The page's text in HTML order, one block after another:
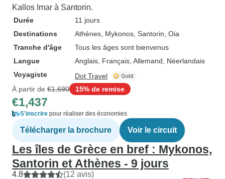
Kallos Imar à Santorin.
Durée
11 jours
Destinations
Athènes , Mykonos , Santorin , Oia
Tranche d'âge
Tous les âges sont bienvenus
Langue
Anglais, Français, Allemand, Néerlandais
Voyagiste
Dot Travel
À partir de €1,690 15% de remise
€1,437
S'inscrire pour réaliser des économies
Télécharger la brochure Voir le circuit
Les îles de Grèce en bref : Mykonos,
Santorin et Athènes - 9 jours
4.8 (12 avis)